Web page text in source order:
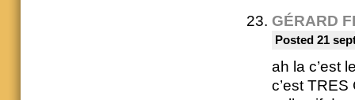
GÉRARD
Posted 21
ah la c’est
c’est